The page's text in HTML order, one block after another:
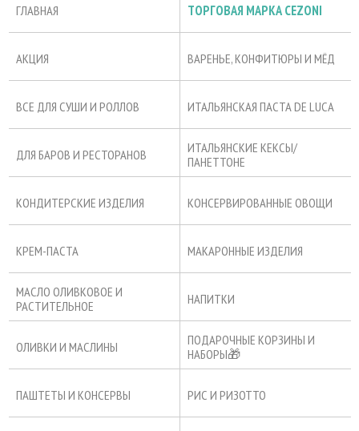
ГЛАВНАЯ ТОРГОВАЯ МАРКА CEZONI
АКЦИЯ ВАРЕНЬЕ, КОНФИТЮРЫ И МЁД
ВСЕ ДЛЯ СУШИ И РОЛЛОВ ИТАЛЬЯНСКАЯ ПАСТА DE LUCA
ДЛЯ БАРОВ И РЕСТОРАНОВ
ИТАЛЬЯНСКИЕ КЕКСЫ/
ПАНЕТТОНЕ
КОНДИТЕРСКИЕ ИЗДЕЛИЯ КОНСЕРВИРОВАННЫЕ ОВОЩИ
КРЕМ-ПАСТА МАКАРОННЫЕ ИЗДЕЛИЯ
МАСЛО ОЛИВКОВОЕ И
РАСТИТЕЛЬНОЕ
НАПИТКИ
ОЛИВКИ И МАСЛИНЫ
ПОДАРОЧНЫЕ КОРЗИНЫ И
НАБОРЫ🎁
ПАШТЕТЫ И КОНСЕРВЫ РИС И РИЗОТТО